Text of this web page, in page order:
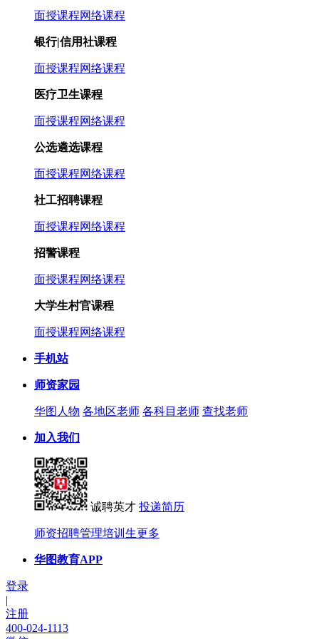
面授课程网络课程
银行|信用社课程
面授课程网络课程
医疗卫生课程
面授课程网络课程
公选遴选课程
面授课程网络课程
社工招聘课程
面授课程网络课程
招警课程
面授课程网络课程
大学生村官课程
面授课程网络课程
手机站
师资家园
华图人物 各地区老师 各科目老师 查找老师
加入我们
诚聘英才 投递简历
师资招聘管理培训生更多
华图教育APP
登录
|
注册
400-024-1113